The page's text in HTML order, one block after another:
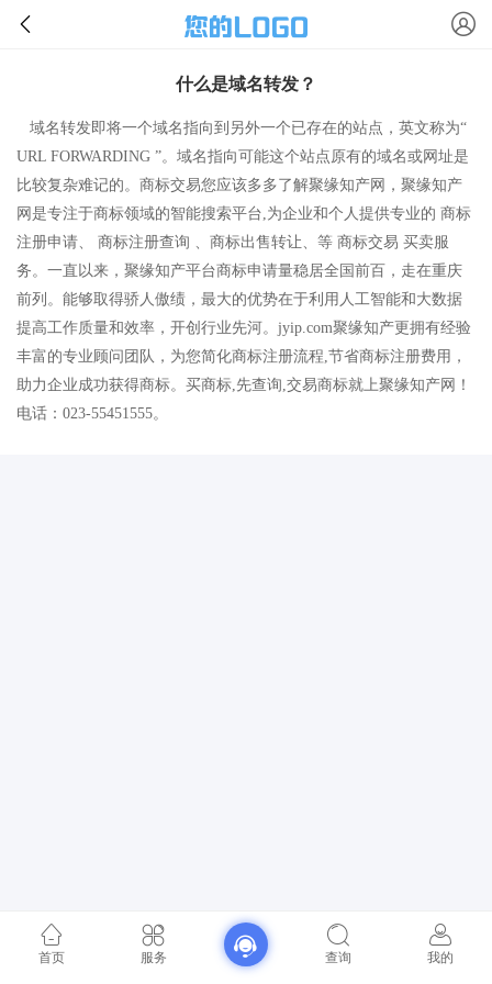
什么是域名转发？
域名转发即将一个域名指向到另外一个已存在的站点，英文称为“
URL FORWARDING ”。域名指向可能这个站点原有的域名或网址是
比较复杂难记的。商标交易您应该多多了解聚缘知产网， 聚缘知产
网是专注于商标领域的智能搜索平台,为企业和个人提供专业的 商标
注册申请、 商标注册查询 、商标出售转让、等 商标交易 买卖服
务。一直以来， 聚缘知产平台商标申请量稳居全国前百，走在重庆
前列。能够取得骄人傲绩，最大的优势在于利用人工智能和大数据
提高工作质量和效率，开创行业先河。jyip.com聚缘知产更拥有经验
丰富的专业顾问团队，为您简化商标注册流程,节省商标注册费用，
助力企业成功获得商标。买商标,先查询,交易商标就上聚缘知产网！
电话：023-55451555。
首页 服务 查询 我的